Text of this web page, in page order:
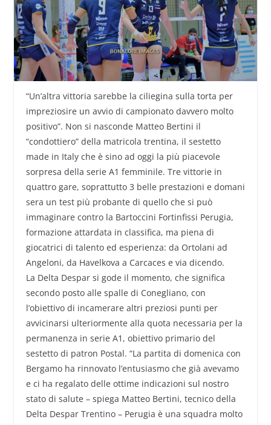
“Un’altra vittoria sarebbe la ciliegina sulla torta per
impreziosire un avvio di campionato davvero molto
positivo”. Non si nasconde Matteo Bertini il
“condottiero” della matricola trentina, il sestetto
made in Italy che è sino ad oggi la più piacevole
sorpresa della serie A1 femminile. Tre vittorie in
quattro gare, soprattutto 3 belle prestazioni e domani
sera un test più probante di quello che si può
immaginare contro la Bartoccini Fortinfissi Perugia,
formazione attardata in classifica, ma piena di
giocatrici di talento ed esperienza: da Ortolani ad
Angeloni, da Havelkova a Carcaces e via dicendo.
La Delta Despar si gode il momento, che significa
secondo posto alle spalle di Conegliano, con
l’obiettivo di incamerare altri preziosi punti per
avvicinarsi ulteriormente alla quota necessaria per la
permanenza in serie A1, obiettivo primario del
sestetto di patron Postal. “La partita di domenica con
Bergamo ha rinnovato l’entusiasmo che già avevamo
e ci ha regalato delle ottime indicazioni sul nostro
stato di salute – spiega Matteo Bertini, tecnico della
Delta Despar Trentino – Perugia è una squadra molto